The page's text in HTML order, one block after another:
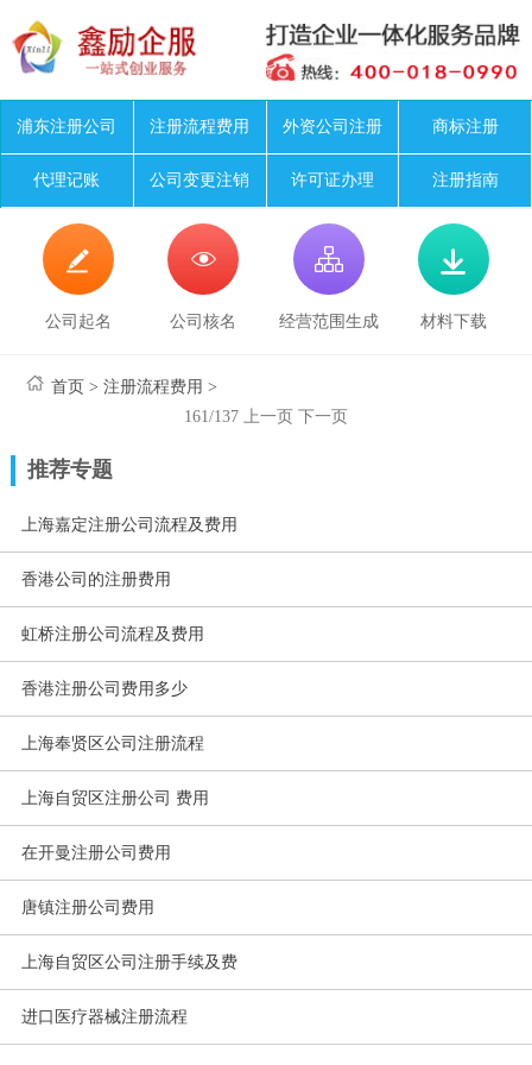
浦东注册公司 注册流程费用 外资公司注册 商标注册
代理记账 公司变更注销 许可证办理 注册指南

公司起名

公司核名

经营范围生成

材料下载
首页 >注册流程费用 >
161/137
上一页 下一页
推荐专题
上海嘉定注册公司流程及费用
香港公司的注册费用
虹桥注册公司流程及费用
香港注册公司费用多少
上海奉贤区公司注册流程
上海自贸区注册公司 费用
在开曼注册公司费用
唐镇注册公司费用
上海自贸区公司注册手续及费
进口医疗器械注册流程